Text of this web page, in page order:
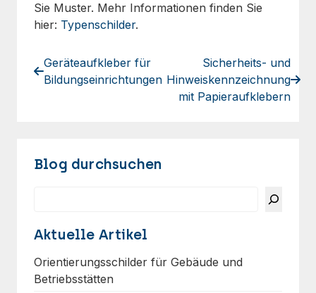
Sie Muster. Mehr Informationen finden Sie
hier: Typenschilder.
Geräteaufkleber für
Bildungseinrichtungen
Sicherheits- und
Hinweiskennzeichnung
mit Papieraufklebern
Blog durchsuchen
Aktuelle Artikel
Orientierungsschilder für Gebäude und
Betriebsstätten